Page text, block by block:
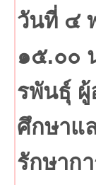
วันที่ ๔
๑๕.๐๐
รพันธุ์ ผู้
ศึกษาแ
รักษาก